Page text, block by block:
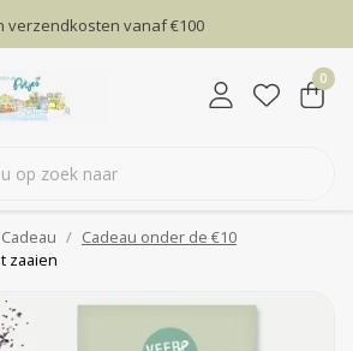
verzendkosten vanaf €100
0
Cadeau
Cadeau onder de €10
zaaien